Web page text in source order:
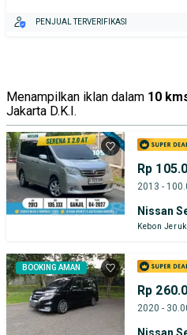
PENJUAL TERVERIFIKASI
Menampilkan iklan dalam 10
Jakarta D.K.I.
Rp
2013 -
Nissan
Kebon Jeruk
BOOKING AMAN
Rp
2020 -
Nissan